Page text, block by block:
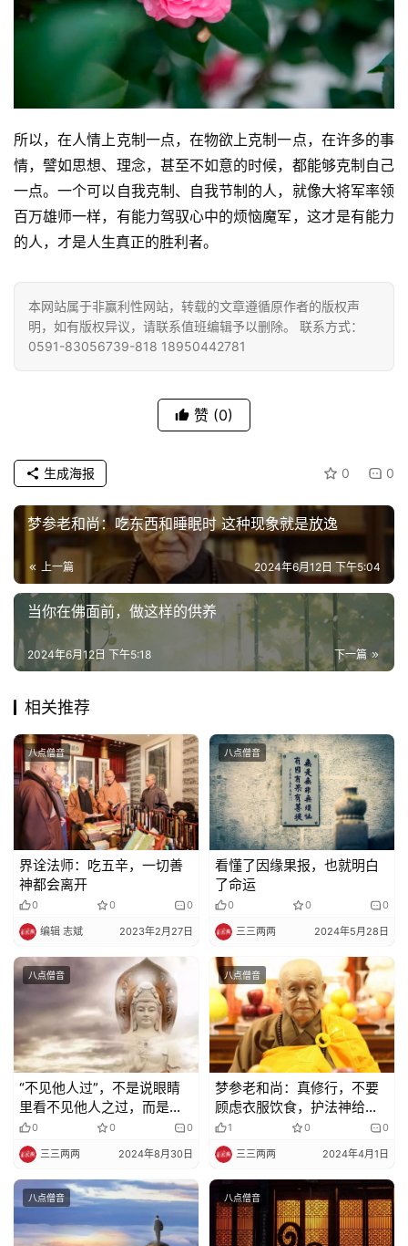
谈
菩
提
题
公
善
佛
寺
院
巡
视
频
纪
录
佛
教
艺
术
政
策
法
规
免
声
明
注册
所以，在人情上克制一点，在物欲上克制一点，在许多的事
情，譬如思想、理念，甚至不如意的时候，都能够克制自己
一点。一个可以自我克制、自我节制的人，就像大将军率领
百万雄师一样，有能力驾驭心中的烦恼魔军，这才是有能力
的人，才是人生真正的胜利者。
本网站属于非赢利性网站，转载的文章遵循原作者的版权声
明，如有版权异议，请联系值班编辑予以删除。 联系方式：
0591-83056739-818 18950442781
赞 (0)
0 0
生成海报
梦参老和尚：吃东西和睡眠时 这种现象就是放逸
上一篇 2024年6月12日 下午5:04
当你在佛面前，做这样的供养
下一篇
2024年6月12日 下午5:18
相关推荐
八点僧音
界诠法师：吃五辛，一切善
神都会离开
0 0 0
编辑 志斌 2023年2月27日
八点僧音
看懂了因缘果报，也就明白
了命运
0 0 0
三三两两 2024年5月28日
八点僧音
“不见他人过”，不是说眼睛
里看不见他人之过，而是
说……
0 0 0
三三两两 2024年8月30日
八点僧音
梦参老和尚：真修行，不要
顾虑衣服饮食，护法神给你
送来
1 0 0
三三两两 2024年4月1日
八点僧音 八点僧音